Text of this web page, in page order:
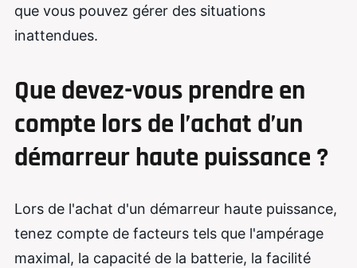
que vous pouvez gérer des situations
inattendues.
Que devez-vous prendre en
compte lors de l’achat d’un
démarreur haute puissance ?
Lors de l'achat d'un démarreur haute puissance,
tenez compte de facteurs tels que l'ampérage
maximal, la capacité de la batterie, la facilité